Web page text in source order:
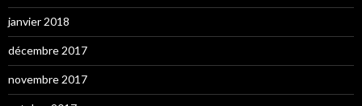
janvier 2018
décembre 2017
novembre 2017